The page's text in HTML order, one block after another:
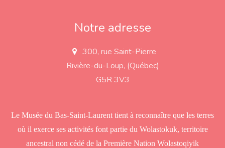
Notre adresse
a
d
300, rue Saint-Pierre
Rivière-du-Loup, (Québec)
G5R 3V3
Le Musée du Bas-Saint-Laurent tient à reconnaître que les terres
où il exerce ses activités font partie du Wolastokuk, territoire
ancestral non cédé de la Première Nation Wolastoqiyik